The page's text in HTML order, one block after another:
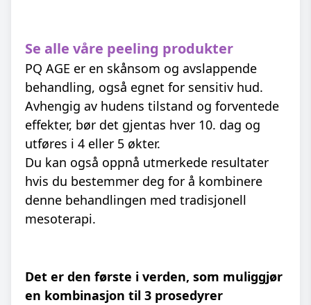
Se alle våre peeling produkter
PQ AGE er en skånsom og avslappende
behandling, også egnet for sensitiv hud.
Avhengig av hudens tilstand og forventede
effekter, bør det gjentas hver 10. dag og
utføres i 4 eller 5 økter.
Du kan også oppnå utmerkede resultater
hvis du bestemmer deg for å kombinere
denne behandlingen med tradisjonell
mesoterapi.
Det er den første i verden, som muliggjør
en kombinasjon til 3 prosedyrer